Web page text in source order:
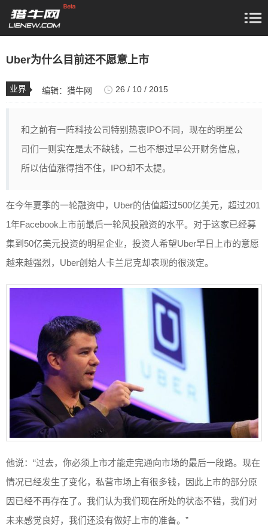
Uber为什么目前还不愿意上市
业界 编辑： 猎牛网 26 / 10 / 2015
和之前有一阵科技公司特别热衷IPO不同，现在的明星公
司们一则实在是太不缺钱，二也不想过早公开财务信息，
所以估值涨得挡不住，IPO却不太提。
在今年夏季的一轮融资中，Uber的估值超过500亿美元，超过201
1年Facebook上市前最后一轮风投融资的水平。对于这家已经募
集到50亿美元投资的明星企业，投资人希望Uber早日上市的意愿
越来越强烈，Uber创始人卡兰尼克却表现的很淡定。
他说：“过去，你必须上市才能走完通向市场的最后一段路。现在
情况已经发生了变化，私营市场上有很多钱，因此上市的部分原
因已经不再存在了。我们认为我们现在所处的状态不错，我们对
未来感觉良好，我们还没有做好上市的准备。”